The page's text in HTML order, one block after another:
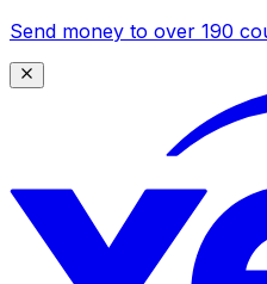
Send money to over 190